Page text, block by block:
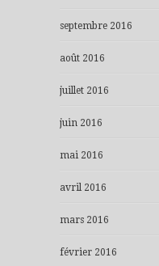
septembre 2016
août 2016
juillet 2016
juin 2016
mai 2016
avril 2016
mars 2016
février 2016